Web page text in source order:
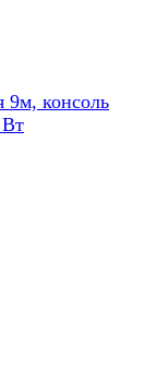
9м, консоль